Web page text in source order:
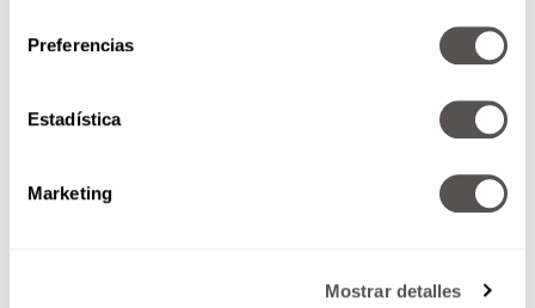
Preferencias
Estadística
Marketing
Mostrar detalles